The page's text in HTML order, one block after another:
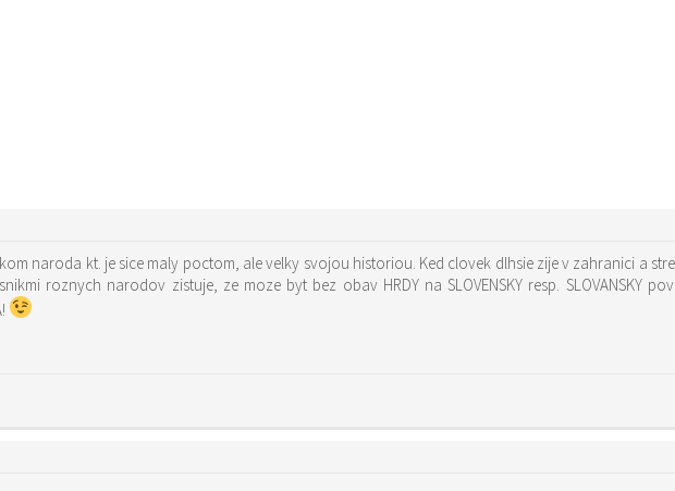
naroda kt. je sice maly poctom, ale velky svojou historiou. Ked clovek dlhsie zije v zahranici a
roznych narodov zistuje, ze moze byt bez obav HRDY na SLOVENSKY resp. SLOVANSKY